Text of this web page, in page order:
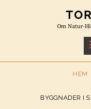
Om Natur-
HEM
BYGGNADER I